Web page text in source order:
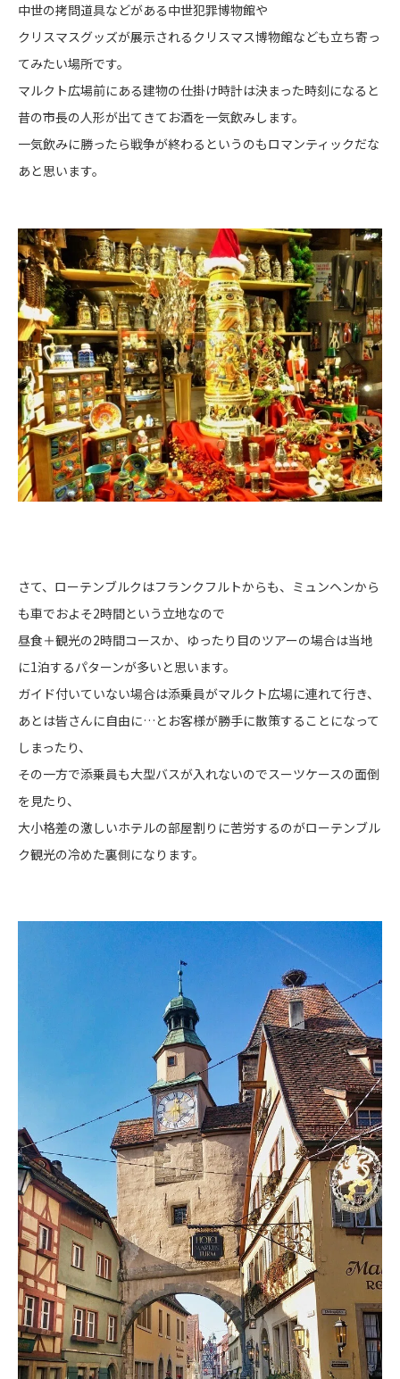
中世の拷問道具などがある中世犯罪博物館や
クリスマスグッズが展示されるクリスマス博物館なども立ち寄っ
てみたい場所です。
マルクト広場前にある建物の仕掛け時計は決まった時刻になると
昔の市長の人形が出てきてお酒を一気飲みします。
一気飲みに勝ったら戦争が終わるというのもロマンティックだな
あと思います。
さて、ローテンブルクはフランクフルトからも、ミュンヘンから
も車でおよそ2時間という立地なので
昼食＋観光の2時間コースか、ゆったり目のツアーの場合は当地
に1泊するパターンが多いと思います。
ガイド付いていない場合は添乗員がマルクト広場に連れて行き、
あとは皆さんに自由に…とお客様が勝手に散策することになって
しまったり、
その一方で添乗員も大型バスが入れないのでスーツケースの面倒
を見たり、
大小格差の激しいホテルの部屋割りに苦労するのがローテンブル
ク観光の冷めた裏側になります。